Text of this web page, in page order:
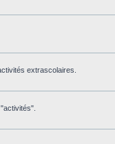
extrascolaires.